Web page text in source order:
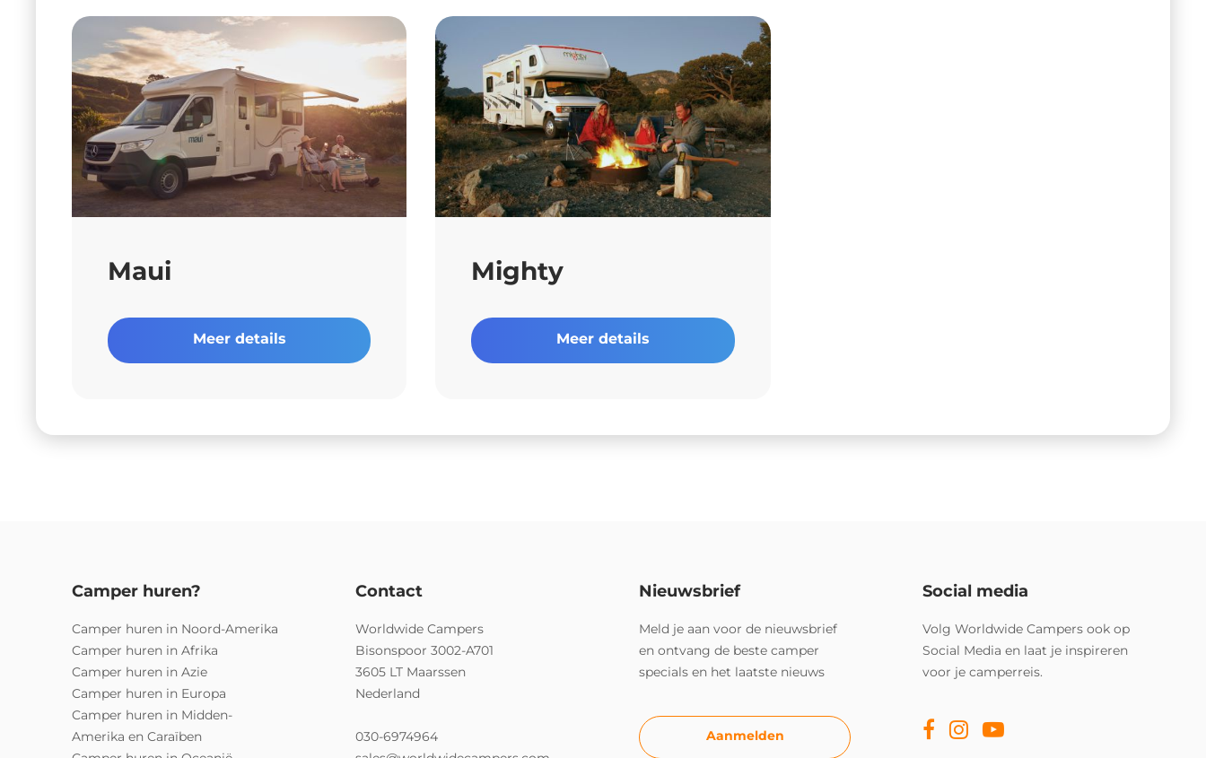
Maui
Meer details
Mighty
Meer details
Camper huren?
Camper huren in Noord-Amerika
Camper huren in Afrika
Camper huren in Azie
Camper huren in Europa
Camper huren in Midden-
Amerika en Caraïben
Contact
Worldwide Campers
Bisonspoor 3002-A701
3605 LT Maarssen
Nederland
030-6974964
Nieuwsbrief
Meld je aan voor de nieuwsbrief
en ontvang de beste camper
specials en het laatste nieuws
Aanmelden
Social media
Volg Worldwide Campers ook op
Social Media en laat je inspireren
voor je camperreis.